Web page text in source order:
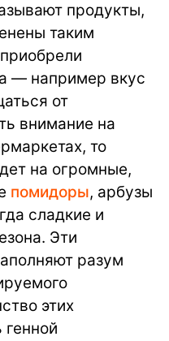
продукты,
таким
— например вкус
от
внимание на
то
на огромные,
помидоры, арбузы
сладкие и
Эти
разум
этих
генной